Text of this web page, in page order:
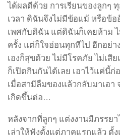
ได้ผลดีด้วย การเรียนของลูกๆ
เวลา ดิฉันจึงไม่มีข้อแม้ หรือข้อ
เพศกับดิฉัน แต่ดิฉันก็เคยห้าม
ครั้ง แต่ก็ใจอ่อนทุกทีไป อีกอย่
เองก็สุขด้วย ไม่มีโรคภัย ไม่เสี
ก็เปิดกินกันได้เลย เอาไว้แค่นี้ก่
เมื่อสามีลืมของแล้วกลับมาเอา
เกิดขึ้นต่อ…
หลังจากที่ลูกๆ แต่งงานมีภรรย
เล่าให้ฟังตั้งแต่ภาคแรกแล้ว ตั้